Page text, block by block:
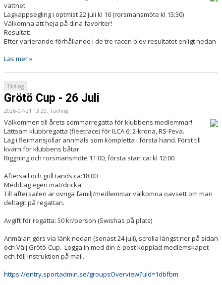
FJORDVINDEN
UTMÄRKELSER
KLUBBHUS
vattnet.
Lagkappsegling i optmist 22 juli kl 16 (rorsmansmöte kl 15:30)
Välkomna att heja på dina favoriter!
Resultat:
Efter varierande förhållande i de tre racen blev resultatet enligt nedan
Läs mer »
Tävling
Grötö Cup - 26 Juli
2026-07-21 13:20, Tävling
Välkommen till årets sommarregatta för klubbens medlemmar!
Lättsam klubbregatta (fleetrace) för ILCA 6, 2-krona, RS-Feva.
Lag i flermansjollar annmäls som kompletta i första hand. Först till
kvarn för klubbens båtar.
Riggning och rorsmansmöte 11:00, första start ca: kl 12:00
Aftersail och grill tänds ca:18:00
Meddtag egen mat/dricka
Till aftersailen är övriga familj/medlemmar välkomna oavsett om man
deltagit på regattan.
Avgift för regatta: 50 kr/person (Swishas på plats)
Anmälan görs via länk nedan (senast 24 juli), scrolla längst ner på sidan
och Välj Grötö-Cup. Logga in med din e-post kopplad medlemskapet
och följ instruktion på mail.
https://entry.sportadmin.se/groupsOverview?uid=1dbfbm